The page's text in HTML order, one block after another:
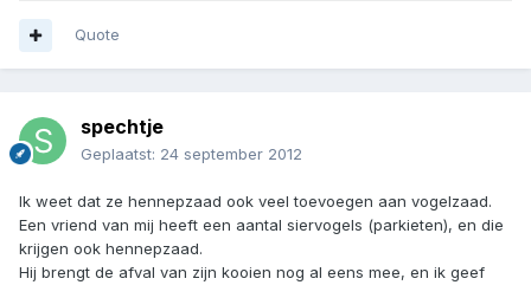
Quote
spechtje
Geplaatst: 24 september 2012
Ik weet dat ze hennepzaad ook veel toevoegen aan vogelzaad.
Een vriend van mij heeft een aantal siervogels (parkieten), en die
krijgen ook hennepzaad.
Hij brengt de afval van zijn kooien nog al eens mee, en ik geef